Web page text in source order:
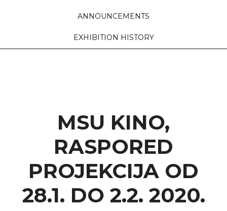
ANNOUNCEMENTS
EXHIBITION HISTORY
MSU KINO,
RASPORED
PROJEKCIJA OD
28.1. DO 2.2. 2020.